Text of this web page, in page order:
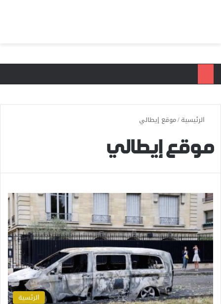
الرئيسية/موقع إيطالي
موقع إيطالي
الرئسية